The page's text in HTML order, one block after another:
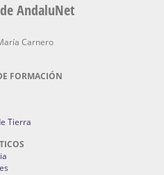
AndaluNet
Carnero
FORMACIÓN
Tierra